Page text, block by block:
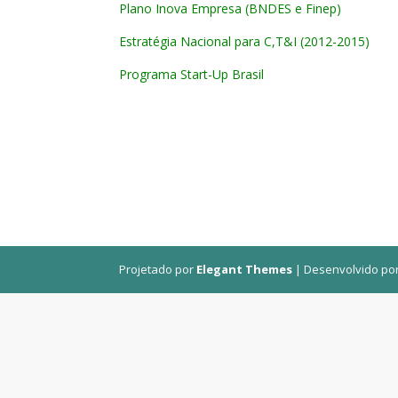
Plano Inova Empresa (BNDES e Finep)
Estratégia Nacional para C,T&I (2012-2015)
Programa Start-Up Brasil
Projetado por Elegant Themes | Desenvolvido